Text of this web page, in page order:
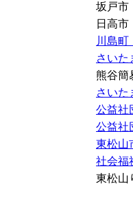
坂戸
日高
川島
さいた
熊谷
さいた
公益社
公益
東松山
社会
東松